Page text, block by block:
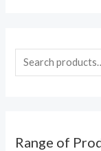
Range of